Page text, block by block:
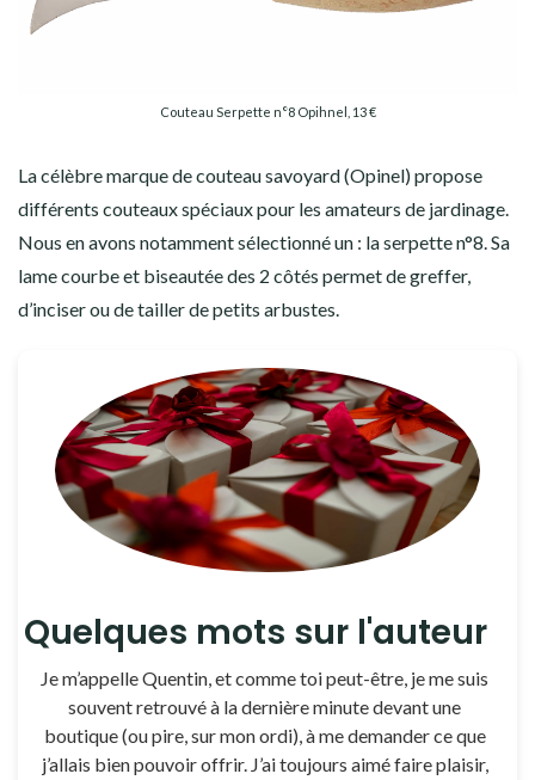
Couteau Serpette n°8 Opihnel, 13 €
La célèbre marque de couteau savoyard (Opinel) propose
différents couteaux spéciaux pour les amateurs de jardinage.
Nous en avons notamment sélectionné un : la serpette n°8. Sa
lame courbe et biseautée des 2 côtés permet de greffer,
d’inciser ou de tailler de petits arbustes.
Quelques mots sur l'auteur
Je m’appelle Quentin, et comme toi peut-être, je me suis
souvent retrouvé à la dernière minute devant une
boutique (ou pire, sur mon ordi), à me demander ce que
j’allais bien pouvoir offrir. J’ai toujours aimé faire plaisir,